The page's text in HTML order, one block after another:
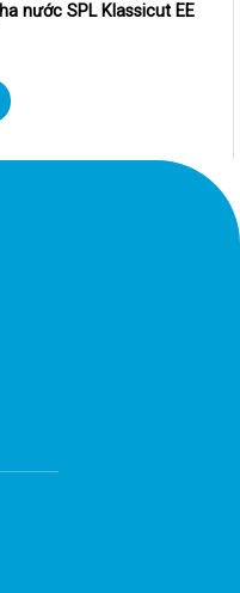
nước SPL Klassicut EE